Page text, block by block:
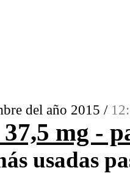
del año 2015 /
mg -
usadas